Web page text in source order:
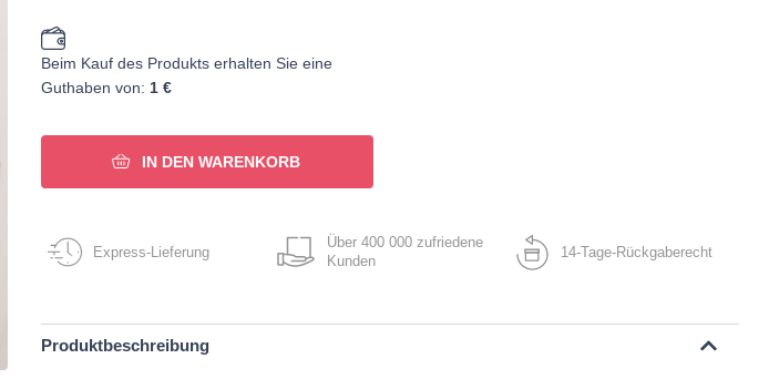
Beim Kauf des Produkts erhalten Sie eine
Guthaben von: 1 €
IN DEN WARENKORB
Express-Lieferung
Über 400 000 zufriedene
Kunden
14-Tage-Rückgaberecht
Produktbeschreibung